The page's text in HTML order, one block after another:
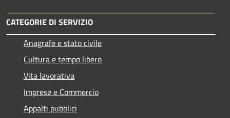
CATEGORIE DI SERVIZIO
Anagrafe e stato civile
Cultura e tempo libero
Vita lavorativa
Imprese e Commercio
Appalti pubblici